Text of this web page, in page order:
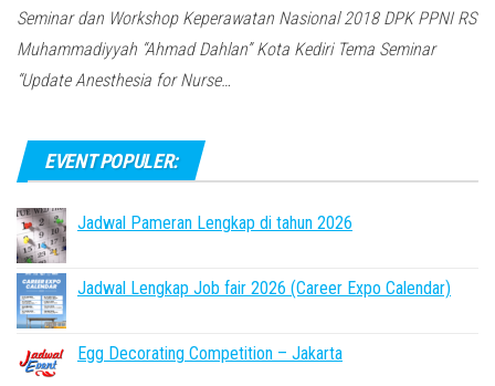
Seminar dan Workshop Keperawatan Nasional 2018 DPK PPNI RS
Muhammadiyyah “Ahmad Dahlan” Kota Kediri Tema Seminar
“Update Anesthesia for Nurse…
EVENT POPULER:
Jadwal Pameran Lengkap di tahun 2026
Jadwal Lengkap Job fair 2026 (Career Expo Calendar)
Egg Decorating Competition – Jakarta